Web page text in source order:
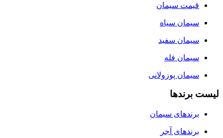
قیمت سیمان
سيمان سياه
سیمان سفید
سیمان فله
سیمان پوزولانی
لیست برندها
برندهای سیمان
برندهای آجر